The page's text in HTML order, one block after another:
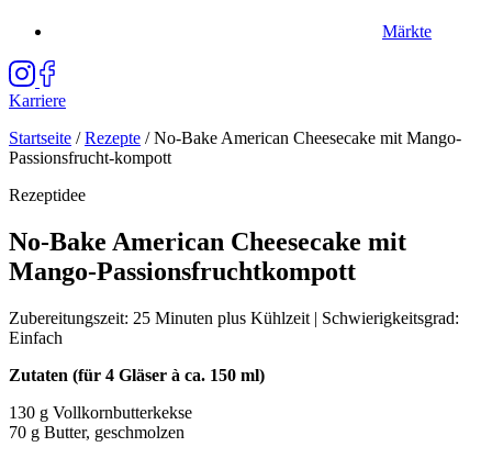
Märkte
Karriere
Startseite /Rezepte /No-Bake American Cheesecake mit Mango-
Passionsfrucht-kompott
Rezeptidee
No-Bake American Cheesecake mit
Mango-Passionsfruchtkompott
Zubereitungszeit: 25 Minuten plus Kühlzeit | Schwierigkeitsgrad:
Einfach
Zutaten (für 4 Gläser à ca. 150 ml)
130 g Vollkornbutterkekse
70 g Butter, geschmolzen